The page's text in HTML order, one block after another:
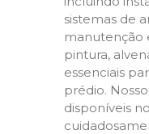
sistemas de
manutenção
pintura,
essenciais
prédio.
disponíveis